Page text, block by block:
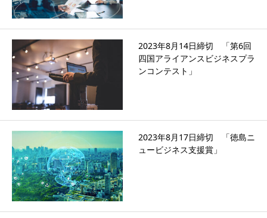
2023年8月14日締切 「第6回
四国アライアンスビジネスプラ
ンコンテスト」
2023年8月17日締切 「徳島ニ
ュービジネス支援賞」